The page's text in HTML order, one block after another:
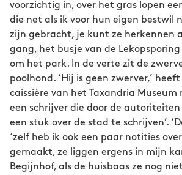
voorzichtig in, over het gras lopen
die net als ik voor hun eigen bestwil
zijn gebracht, je kunt ze herkennen
gang, het busje van de
om het park. In de verte zit de
poolhond. ‘Hij is geen zwerver,’
caissière van het Taxandria Museum
een schrijver die door de
een stuk over de stad te schrijven’.
‘zelf heb ik ook een paar notities
gemaakt, ze liggen ergens in mijn
Begijnhof, als de huisbaas ze nog